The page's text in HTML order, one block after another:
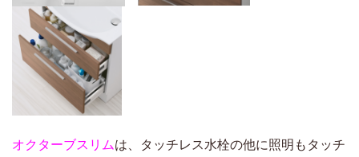
オクターブスリムは、タッチレス水栓の他に照明もタッチ